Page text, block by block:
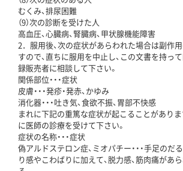
むくみ、排尿困難
（9）次の診断を受けた人
高血圧、心臓病、腎臓病、甲状腺機能障害
2．服用後、次の症状があらわれた場合は副作
すので、直ちに服用を中止し、この文書を持っ
録販売者に相談して下さい。
関係部位・・・症状
皮膚・・・発疹・発赤、かゆみ
消化器・・・吐き気、食欲不振、胃部不快感
まれに下記の重篤な症状が起こることがあり
に医師の診療を受けて下さい。
症状の名称・・・症状
偽アルドステロン症、ミオパチー・・・手足のだ
り感やこわばりに加えて、脱力感、筋肉痛があ